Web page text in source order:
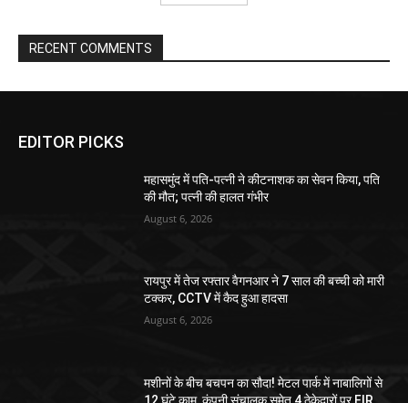
RECENT COMMENTS
EDITOR PICKS
महासमुंद में पति-पत्नी ने कीटनाशक का सेवन किया, पति
की मौत; पत्नी की हालत गंभीर
August 6, 2026
रायपुर में तेज रफ्तार वैगनआर ने 7 साल की बच्ची को मारी
टक्कर, CCTV में कैद हुआ हादसा
August 6, 2026
मशीनों के बीच बचपन का सौदा! मेटल पार्क में नाबालिगों से